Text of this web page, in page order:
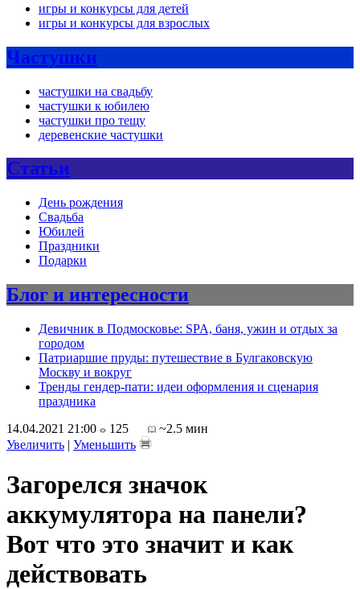
игры и конкурсы для детей
игры и конкурсы для взрослых
Частушки
частушки на свадьбу
частушки к юбилею
частушки про тещу
деревенские частушки
Статьи
День рождения
Свадьба
Юбилей
Праздники
Подарки
Блог и интересности
Девичник в Подмосковье: SPA, баня, ужин и отдых за
городом
Патриаршие пруды: путешествие в Булгаковскую
Москву и вокруг
Тренды гендер-пати: идеи оформления и сценария
праздника
14.04.2021 21:00
125
~2.5 мин
Увеличить | Уменьшить
Загорелся значок
аккумулятора на панели?
Вот что это значит и как
действовать